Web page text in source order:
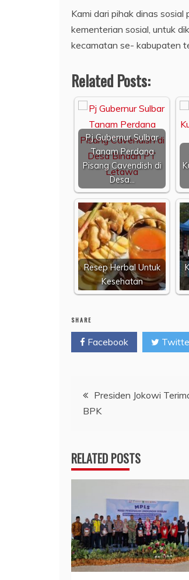
Kami dari pihak dinas
kementerian sosial, untuk
kecamatan se- kabupaten
Related Posts:
Pj Gubernur Sulbar
Tanam Perdana
Pisang Cavendish di
Desa…
Resep Herbal Untuk
Kesehatan
SHARE
Facebook
Navigasi
pos
Presiden Jokowi
BPK
RELATED POSTS